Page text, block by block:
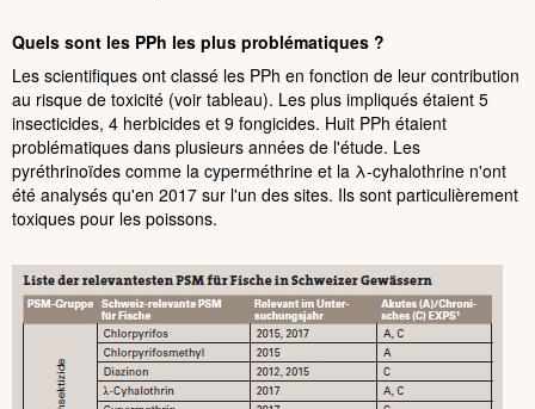
Quels sont les PPh les plus problématiques ?
Les scientifiques ont classé les PPh en fonction de leur contribution
au risque de toxicité (voir tableau). Les plus impliqués étaient 5
insecticides, 4 herbicides et 9 fongicides. Huit PPh étaient
problématiques dans plusieurs années de l'étude. Les
pyréthrinoïdes comme la cyperméthrine et la λ-cyhalothrine n'ont
été analysés qu'en 2017 sur l'un des sites. Ils sont particulièrement
toxiques pour les poissons.